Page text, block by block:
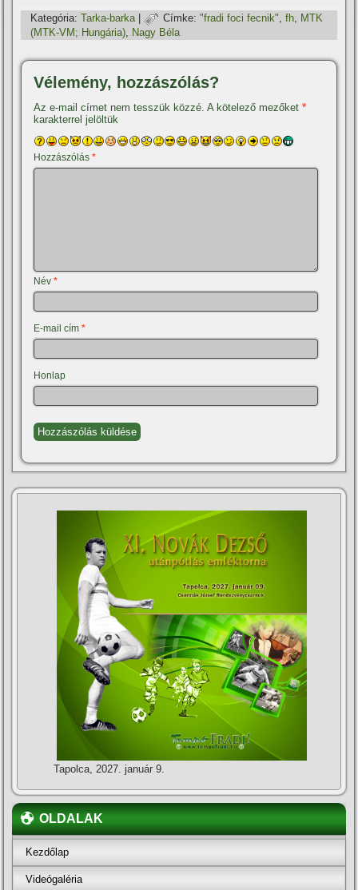
Kategória: Tarka-barka| Címke: "fradi foci fecnik",fh, MTK
(MTK-VM; Hungária), Nagy Béla
Vélemény, hozzászólás?
Az e-mail címet nem tesszük közzé. A kötelező mezőket*
karakterrel jelöltük
Hozzászólás*
Név*
E-mail cím*
Honlap
Tapolca, 2027. január 9.
OLDALAK
Kezdőlap
Videógaléria